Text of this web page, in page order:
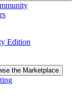
Edition
the Marketplace